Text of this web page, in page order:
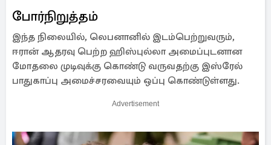
போர்நிறுத்தம்
இந்த நிலையில், லெபனானில் இடம்பெற்றுவரும்,
ஈரான் ஆதரவு பெற்ற ஹிஸ்புல்லா அமைப்புடனான
மோதலை முடிவுக்கு கொண்டு வருவதற்கு இஸ்ரேல்
பாதுகாப்பு அமைச்சரவையும் ஒப்பு கொண்டுள்ளது.
Advertisement